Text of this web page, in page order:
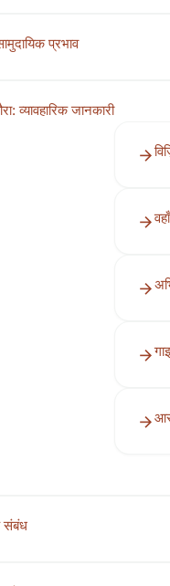
प्रभाव
व्यावहारिक जानकारी
संबंध